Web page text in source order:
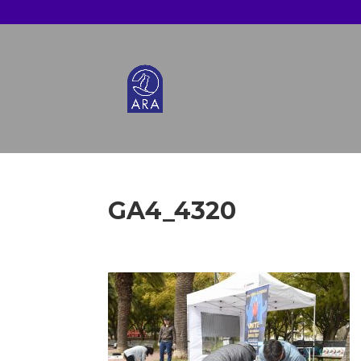
GA4_4320